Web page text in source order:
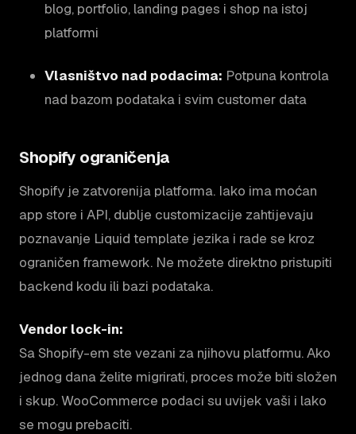
blog, portfolio, landing pages i shop na istoj
platformi
Vlasništvo nad podacima: Potpuna kontrola
nad bazom podataka i svim customer data
Shopify ograničenja
Shopify je zatvorenija platforma. Iako ima moćan
app store i API, dublje customizacije zahtijevaju
poznavanje Liquid template jezika i rade se kroz
ograničen framework. Ne možete direktno pristupiti
backend kodu ili bazi podataka.
Vendor lock-in:
Sa Shopify-em ste vezani za njihovu platformu. Ako
jednog dana želite migrirati, proces može biti složen
i skup. WooCommerce podaci su uvijek vaši i lako
se mogu prebaciti.